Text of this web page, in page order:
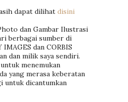
dapat dilihat disini
dan Gambar Ilustrasi
berbagai sumber di
dan CORBIS
dan milik saya sendiri.
menemukan
yang merasa keberatan
untuk dicantumkan